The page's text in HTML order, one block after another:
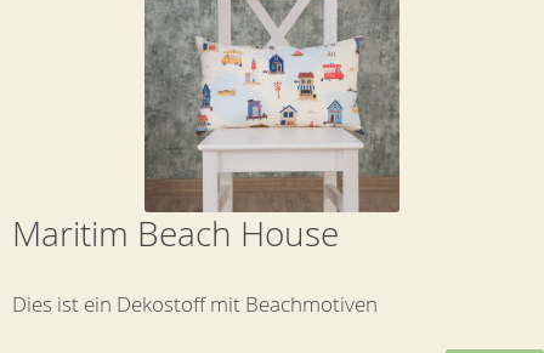
Maritim Beach House
Dies ist ein Dekostoff mit Beachmotiven